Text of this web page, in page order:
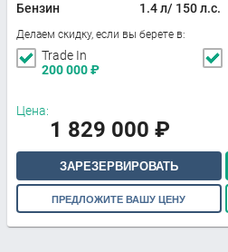
Бензин
1.4 л/ 150 л.с.
Делаем скидку, если вы берете в:
Trade In
200 000₽
Цена:
1 829 000 ₽
ЗАРЕЗЕРВИРОВАТЬ
ПРЕДЛОЖИТЕ ВАШУ ЦЕНУ